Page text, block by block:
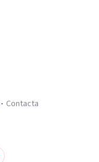
Contacta